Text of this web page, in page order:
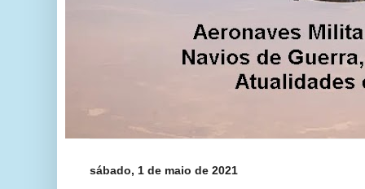
sábado, 1 de maio de 2021